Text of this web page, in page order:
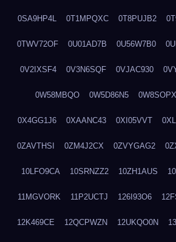
0SA9HP4L 0T1MPQXC 0T8PUJB2
0TWV72OF 0U01AD7B 0U56W7B0
0V2IXSF4 0V3N6SQF 0VJAC930
0W58MBQO 0W5D86N5
0X4GG1J6 0XAANC43 0XI05VVT
0ZAVTHSI 0ZM4J2CX 0ZVYGAG2
10LFO9CA 10SRNZZ2 10ZH1AUS
11MGVORK 11P2UCTJ 126I93O6
12K469CE 12QCPWZN 12UKQO0N